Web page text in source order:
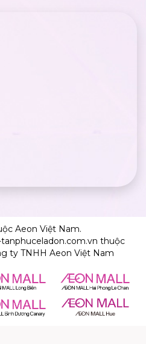
Aeon Việt Nam.
thuộc
ty TNHH Aeon Việt Nam